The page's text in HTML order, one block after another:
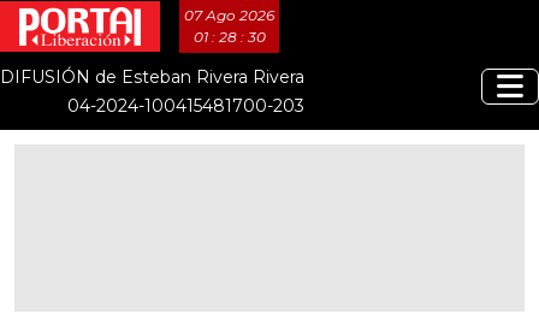
07 Ago 2026
01 : 28 : 30
DIFUSIÓN de Esteban Rivera Rivera
04-2024-100415481700-203